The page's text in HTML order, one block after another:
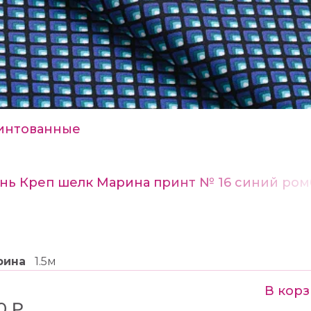
Креп шелк Марина принт № 16 синий
1.5м
В